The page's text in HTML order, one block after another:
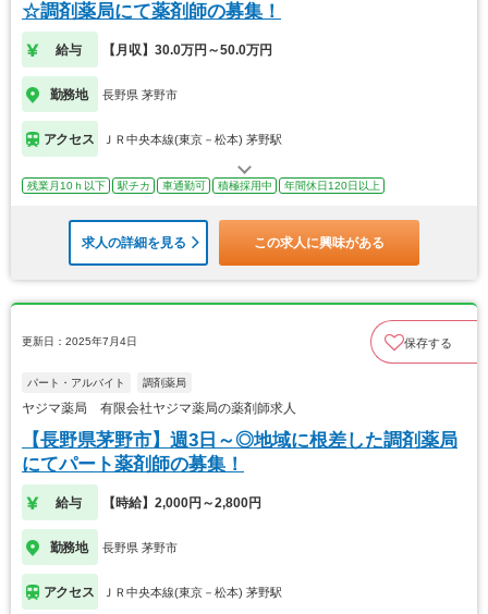
☆調剤薬局にて薬剤師の募集！
給与 【月収】30.0万円～50.0万円
勤務地 長野県 茅野市
アクセス ＪＲ中央本線(東京－松本) 茅野駅
残業月10ｈ以下 駅チカ 車通勤可 積極採用中 年間休日120日以上
求人の詳細を見る この求人に興味がある
更新日：2025年7月4日 保存する
パート・アルバイト 調剤薬局
ヤジマ薬局 有限会社ヤジマ薬局の薬剤師求人
【長野県茅野市】週3日～◎地域に根差した調剤薬局
にてパート薬剤師の募集！
給与 【時給】2,000円～2,800円
勤務地 長野県 茅野市
アクセス ＪＲ中央本線(東京－松本) 茅野駅